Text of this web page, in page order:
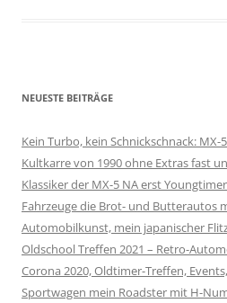
NEUESTE BEITRÄGE
Kein Turbo, kein Schnickschnack: MX-
Kultkarre von 1990 ohne Extras fast
Klassiker der MX-5 NA erst
Fahrzeuge die Brot- und Butterautos
Automobilkunst, mein japanischer
Oldschool Treffen 2021 – Retro-
Corona 2020, Oldtimer-Treffen,
Sportwagen mein Roadster mit H-